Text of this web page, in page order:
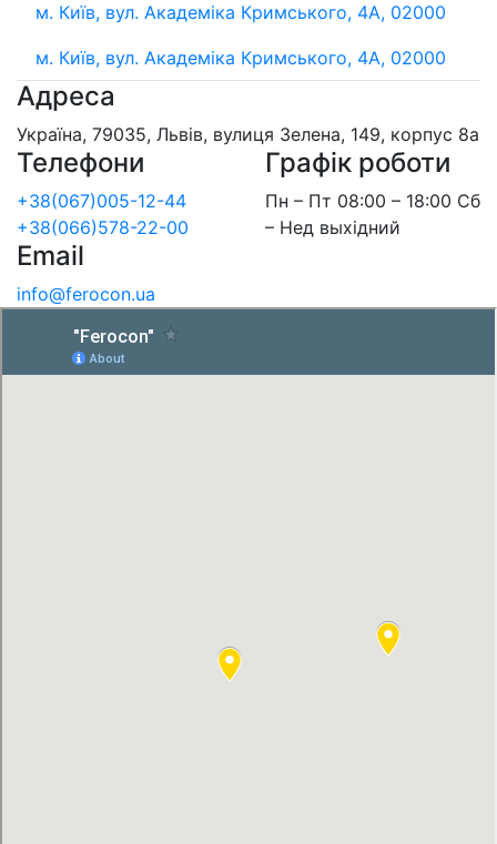
м. Київ, вул. Академіка Кримського, 4А, 02000
м. Київ, вул. Академіка Кримського, 4А, 02000
Адреса
Україна, 79035, Львів, вулиця Зелена, 149, корпус 8а
Телефони
+38(067)005-12-44
+38(066)578-22-00
Графік роботи
Пн – Пт 08:00 – 18:00 Сб
– Нед выхідний
Email
info@ferocon.ua